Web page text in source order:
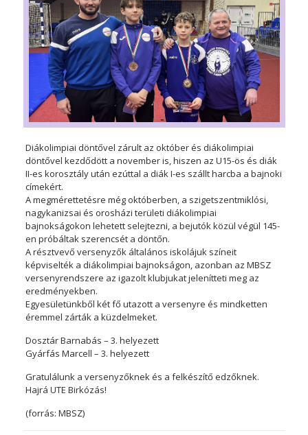
Diákolimpiai döntővel zárult az október és diákolimpiai
döntővel kezdődött a november is, hiszen az U15-ös és diák
II-es korosztály után ezúttal a diák I-es szállt harcba a bajnoki
címekért.
A megmérettetésre még októberben, a szigetszentmiklósi,
nagykanizsai és orosházi területi diákolimpiai
bajnokságokon lehetett selejtezni, a bejutók közül végül 145-
en próbáltak szerencsét a döntőn.
A résztvevő versenyzők általános iskolájuk színeit
képviselték a diákolimpiai bajnokságon, azonban az MBSZ
versenyrendszere az igazolt klubjukat jelenítteti meg az
eredményekben.
Egyesületünkből két fő utazott a versenyre és mindketten
éremmel zárták a küzdelmeket.
Dosztár Barnabás – 3. helyezett
Gyárfás Marcell – 3. helyezett
Gratulálunk a versenyzőknek és a felkészítő edzőknek.
Hajrá UTE Birkózás!
(forrás: MBSZ)